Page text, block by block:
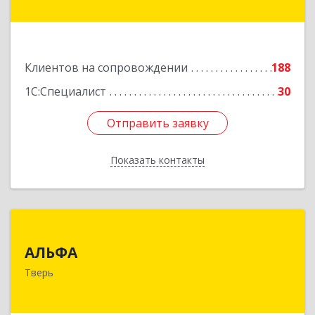
Клиентов на сопровождении
188
1С:Специалист
30
Отправить заявку
Показать контакты
Подробнее
Отправить заявку
Назад
АЛЬФА
Тверь